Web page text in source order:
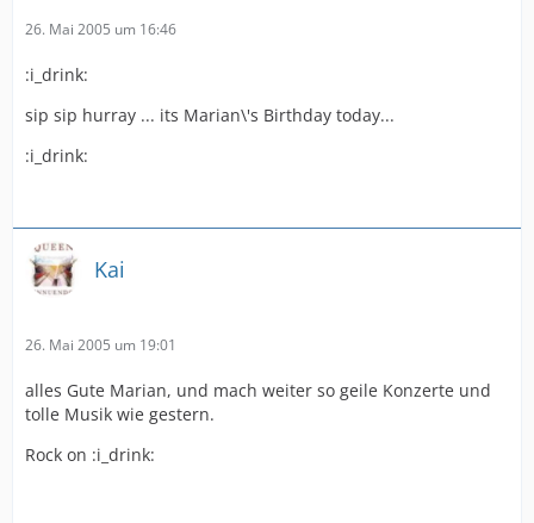
26. Mai 2005 um 16:46
:i_drink:
sip sip hurray ... its Marian\'s Birthday today...
:i_drink:
Kai
26. Mai 2005 um 19:01
alles Gute Marian, und mach weiter so geile Konzerte und
tolle Musik wie gestern.
Rock on :i_drink: